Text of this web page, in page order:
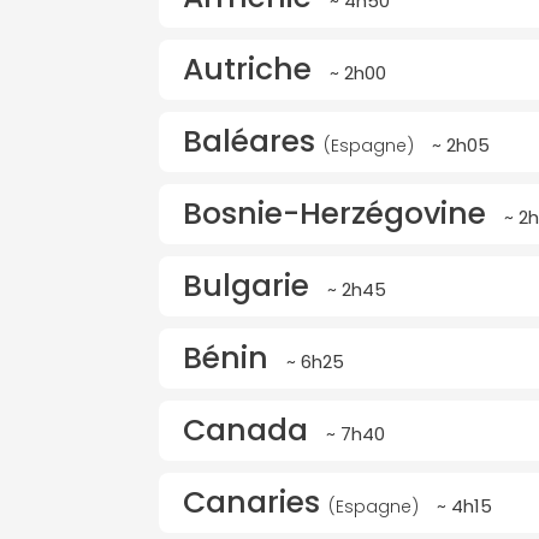
Autriche ~ 2h00
Baléares (Espagne) ~ 2h05
Bosnie-Herzégovine ~
Bulgarie ~ 2h45
Bénin ~ 6h25
Canada ~ 7h40
Canaries (Espagne) ~ 4h15